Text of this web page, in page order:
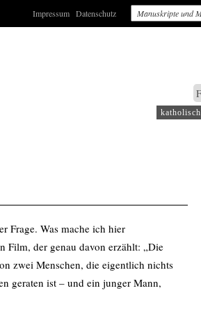
Impressum Datenschutz
katholisch
Frage. Was mache ich hier
der genau davon erzählt: „Die
zwei Menschen, die eigentlich nichts
geraten ist – und ein junger Mann,